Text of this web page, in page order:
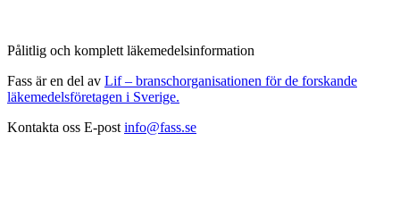
Pålitlig och komplett läkemedelsinformation
Fass är en del av Lif – branschorganisationen för de forskande
läkemedelsföretagen i Sverige.
Kontakta oss E-post info@fass.se